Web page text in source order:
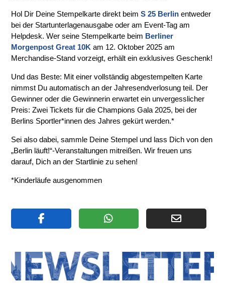
Hol Dir Deine Stempelkarte direkt beimS 25 Berlin entweder
bei der Startunterlagenausgabe oder am Event-Tag am
Helpdesk. Wer seine Stempelkarte beim Berliner
Morgenpost Great 10K am 12. Oktober 2025 am
Merchandise-Stand vorzeigt, erhält ein exklusives Geschenk!
Und das Beste: Mit einer vollständig abgestempelten Karte
nimmst Du automatisch an der Jahresendverlosung teil. Der
Gewinner oder die Gewinnerin erwartet ein unvergesslicher
Preis: Zwei Tickets für die Champions Gala 2025, bei der
Berlins Sportler*innen des Jahres gekürt werden.*
Sei also dabei, sammle Deine Stempel und lass Dich von den
„Berlin läuft!“-Veranstaltungen mitreißen. Wir freuen uns
darauf, Dich an der Startlinie zu sehen!
*Kinderläufe ausgenommen